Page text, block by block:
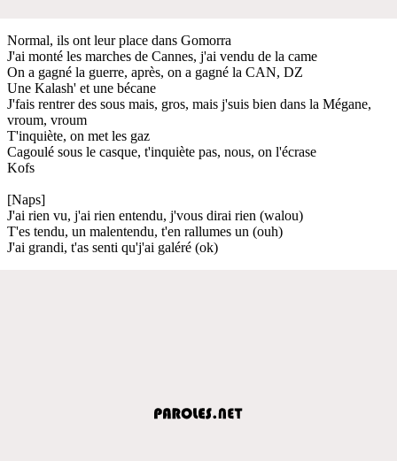
Normal, ils ont leur place dans Gomorra
J'ai monté les marches de Cannes, j'ai vendu de la came
On a gagné la guerre, après, on a gagné la CAN, DZ
Une Kalash' et une bécane
J'fais rentrer des sous mais, gros, mais j'suis bien dans la Mégane,
vroum, vroum
T'inquiète, on met les gaz
Cagoulé sous le casque, t'inquiète pas, nous, on l'écrase
Kofs
[Naps]
J'ai rien vu, j'ai rien entendu, j'vous dirai rien (walou)
T'es tendu, un malentendu, t'en rallumes un (ouh)
J'ai grandi, t'as senti qu'j'ai galéré (ok)